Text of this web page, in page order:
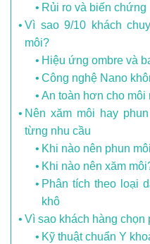
Rủi ro và biến chứng
Vì sao 9/10 khách
môi?
Hiệu ứng ombre và
Công nghệ Nano
An toàn hơn cho môi
Nên xăm môi hay
từng nhu cầu
Khi nào nên phun
Khi nào nên xăm
Phân tích theo loại
khô
Vì sao khách hàng chọn
Kỹ thuật chuẩn Y